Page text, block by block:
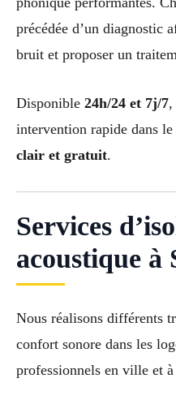
précédée d’un diagnostic
bruit et proposer un
Disponible 24h/24 et 7j/7,
intervention rapide dans
clair et gratuit.
Services
acoustique à
Nous réalisons différents
confort sonore dans les
professionnels en ville et